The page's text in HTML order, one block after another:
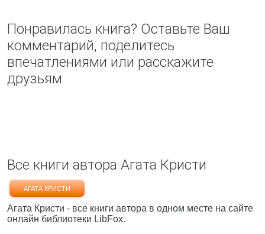
Понравилась книга? Оставьте Ваш
комментарий, поделитесь
впечатлениями или расскажите
друзьям
Все книги автора Агата Кристи
АГАТА КРИСТИ
Агата Кристи - все книги автора в одном месте на сайте
онлайн библиотеки LibFox.